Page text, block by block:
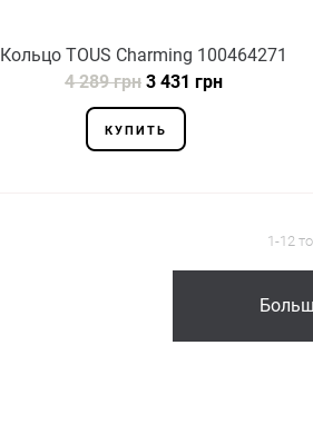
Кольцо TOUS Charming 100464271
4 289 грн 3 431 грн
КУПИТЬ
1-12